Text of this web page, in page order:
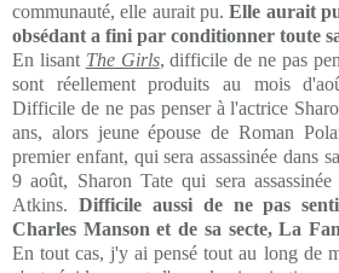
communauté, elle aurait pu.Elle aurait
obsédant a fini par conditionner toute
En lisant The Girls, difficile de ne pas
sont réellement produits au mois
Difficile de ne pas penser à l'actrice
ans, alors jeune épouse de Roman
premier enfant, qui sera assassinée dans
9 août, Sharon Tate qui sera assassinée
Atkins. Difficile aussi de ne pas
Charles Manson et de sa secte, La
En tout cas, j'y ai pensé tout au long de